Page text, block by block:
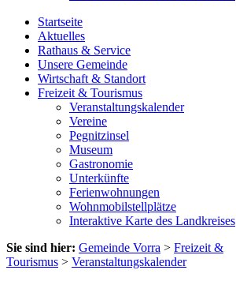
Startseite
Aktuelles
Rathaus & Service
Unsere Gemeinde
Wirtschaft & Standort
Freizeit & Tourismus
Veranstaltungskalender
Vereine
Pegnitzinsel
Museum
Gastronomie
Unterkünfte
Ferienwohnungen
Wohnmobilstellplätze
Interaktive Karte des Landkreises
Sie sind hier: Gemeinde Vorra > Freizeit &
Tourismus > Veranstaltungskalender